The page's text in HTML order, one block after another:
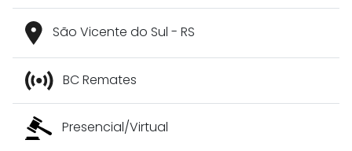
São Vicente do Sul - RS
BC Remates
Presencial/Virtual